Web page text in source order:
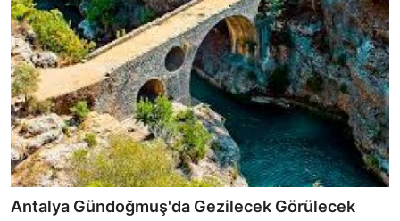
Antalya Gündoğmuş'da Gezilecek Görülecek